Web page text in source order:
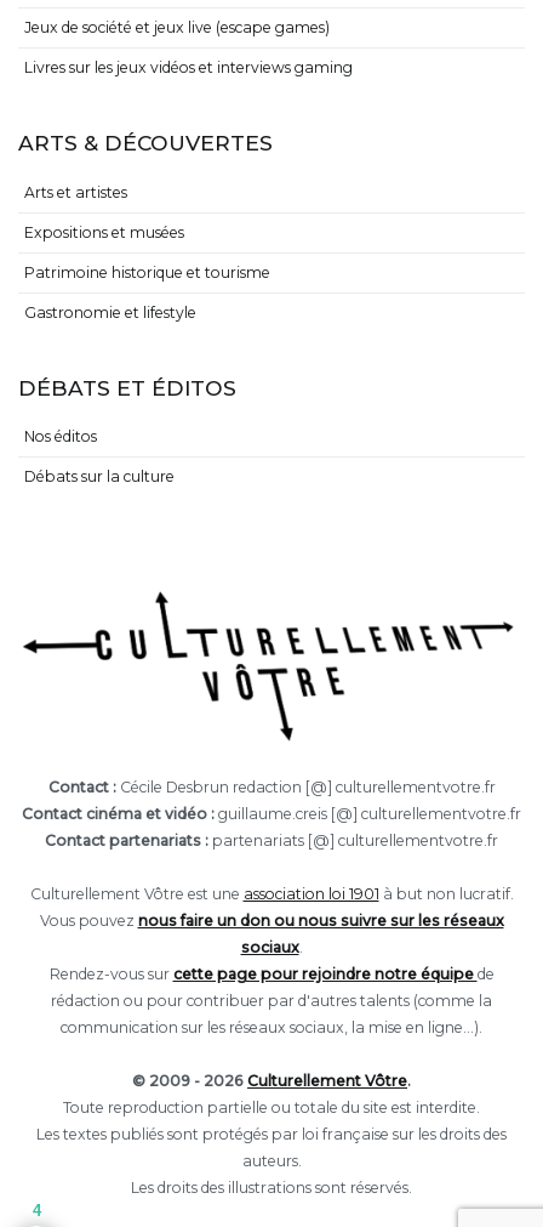
Jeux de société et jeux live (escape games)
Livres sur les jeux vidéos et interviews gaming
ARTS & DÉCOUVERTES
Arts et artistes
Expositions et musées
Patrimoine historique et tourisme
Gastronomie et lifestyle
DÉBATS ET ÉDITOS
Nos éditos
Débats sur la culture
Contact :Cécile Desbrun redaction [@] culturellementvotre.fr
Contact cinéma et vidéo : guillaume.creis [@] culturellementvotre.fr
Contact partenariats : partenariats [@] culturellementvotre.fr
Culturellement Vôtre est une association loi 1901 à but non lucratif.
Vous pouvez nous faire un don ou nous suivre sur les réseaux
sociaux.
Rendez-vous sur cette page pour rejoindre notre équipe de
rédaction ou pour contribuer par d'autres talents (comme la
communication sur les réseaux sociaux, la mise en ligne...).
© 2009 - 2026 Culturellement Vôtre.
Toute reproduction partielle ou totale du site est interdite.
Les textes publiés sont protégés par loi française sur les droits des
auteurs.
Les droits des illustrations sont réservés.
4